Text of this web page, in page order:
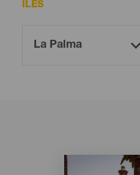
ÎLES
Imagen
Imagen